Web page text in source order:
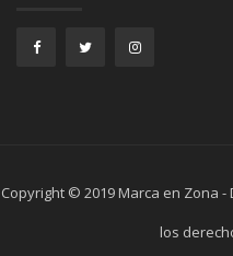
Copyright © 2019 Marca en Zona
los